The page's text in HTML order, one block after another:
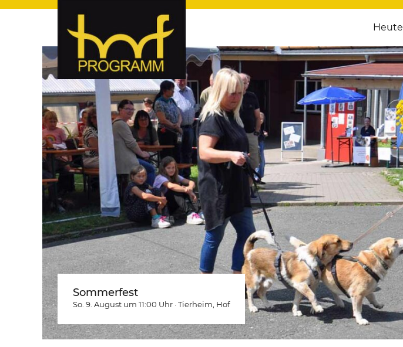
hof-programm – das
hof-programm – das Veranstaltungsportal für Hof und Hochfranken. Täglich aktuelle Termine
Heute
Sommerfest
So. 9. August um 11:00 Uhr ·Tierheim , Hof